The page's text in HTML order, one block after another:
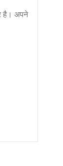
है। अपने